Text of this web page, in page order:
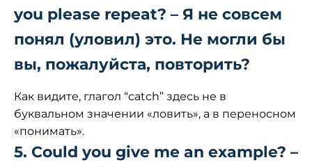
you please repeat? – Я не совсем
понял (уловил) это. Не могли бы
вы, пожалуйста, повторить?
Как видите, глагол “catch” здесь не в
буквальном значении «ловить», а в переносном
«понимать».
5. Could you give me an example? –